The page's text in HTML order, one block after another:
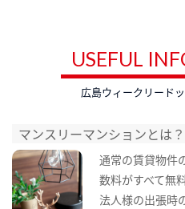
USEFUL
広島ウィークリード
マンスリーマンションとは？
通常の賃貸物件
数料がすべて無
法人様の出張時